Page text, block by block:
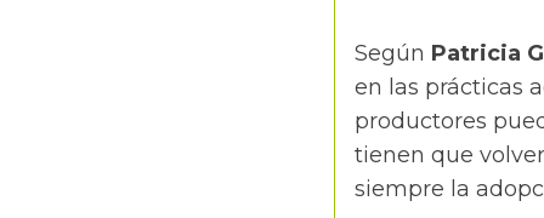
Según Patricia
en las prácticas
productores
tienen que
siempre la